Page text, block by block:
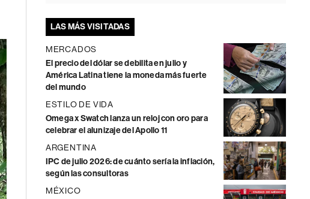
LAS MÁS VISITADAS
MERCADOS
El precio del dólar se debilita en julio y
América Latina tiene la moneda más fuerte
del mundo
ESTILO DE VIDA
Omega x Swatch lanza un reloj con oro para
celebrar el alunizaje del Apollo 11
ARGENTINA
IPC de julio 2026: de cuánto sería la inflación,
según las consultoras
MÉXICO